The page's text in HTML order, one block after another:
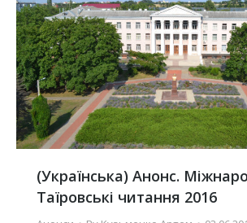
(Українська) Анонс.
Таїровські читання 2016